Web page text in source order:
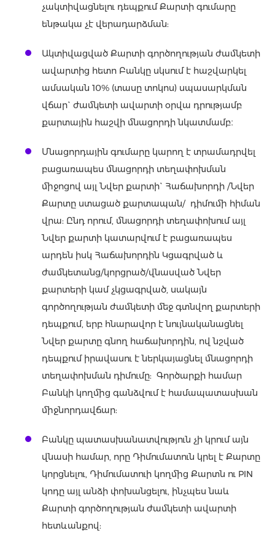
չակտիվացնելու դեպքում Քարտի գումարը
ենթակա չէ վերադարձման:
Ակտիվացված Քարտի գործողության ժամկետի
ավարտից հետո Բանկը սկսում է հաշվարկել
ամսական 10% (տասը տոկոս) սպասարկման
վճար` ժամկետի ավարտի օրվա դրությամբ
քարտային հաշվի մնացորդի նկատմամբ։
Մնացորդային գումարը կարող է տրամադրվել
բացառապես մնացորդի տեղափոխման
միջոցով այլ Նվեր քարտի` Հաճախորդի /Նվեր
Քարտը ստացած քարտապան/ դիմումի հիման
վրա: Ընդ որում, մնացորդի տեղափոխում այլ
Նվեր քարտի կատարվում է բացառապես
արդեն իսկ Հաճախորդին Կցագրված և
ժամկետանց/կորցրած/վնասված Նվեր
քարտերի կամ չկցագրված, սակայն
գործողության ժամկետի մեջ գտնվող քարտերի
դեպքում, երբ հնարավոր է նույնականացնել
Նվեր քարտը գնող հաճախորդին, ով նշված
դեպքում իրավասու է ներկայացնել մնացորդի
տեղափոխման դիմումը: Գործարքի համար
Բանկի կողմից գանձվում է համապատասխան
միջնորդավճար:
Բանկը պատասխանատվություն չի կրում այն
վնասի համար, որը Դիմումատուն կրել է Քարտը
կորցնելու, Դիմումատուի կողմից Քարտն ու PIN
կոդը այլ անձի փոխանցելու, ինչպես նաև
Քարտի գործողության ժամկետի ավարտի
հետևանքով: